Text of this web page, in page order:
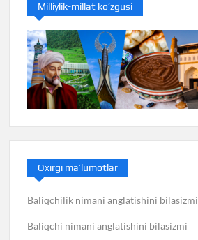
Milliylik-millat ko’zgusi
Oxirgi ma’lumotlar
Baliqchilik nimani anglatishini bilasizmi
Baliqchi nimani anglatishini bilasizmi